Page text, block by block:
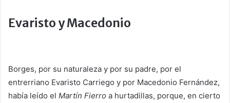
Evaristo y Macedonio
Borges, por su naturaleza y por su padre, por el
entrerriano Evaristo Carriego y por Macedonio Fernández,
había leído el Martín Fierro a hurtadillas, porque, en cierto